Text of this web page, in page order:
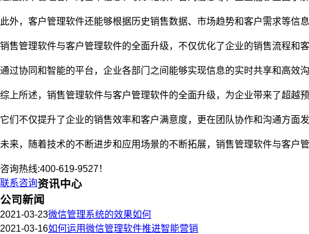
此外，客户管理软件还能够根据历史销售数据、市场趋势和客户需求等信
销售管理软件与客户管理软件的全面升级，不仅优化了企业的销售流程和
通过协同和智能的平台，企业各部门之间能够实现信息的实时共享和高效
综上所述，销售管理软件与客户管理软件的全面升级，为企业带来了超越预
它们不仅提升了企业的销售效率和客户满意度，更在团队协作和沟通方面发
未来，随着技术的不断进步和应用场景的不断拓展，销售管理软件与客户
咨询热线:400-619-9527！
联系咨询资讯中心
公司新闻
2021-03-23微信管理系统的效果如何
2021-03-16如何运用微信管理软件推进智能营销